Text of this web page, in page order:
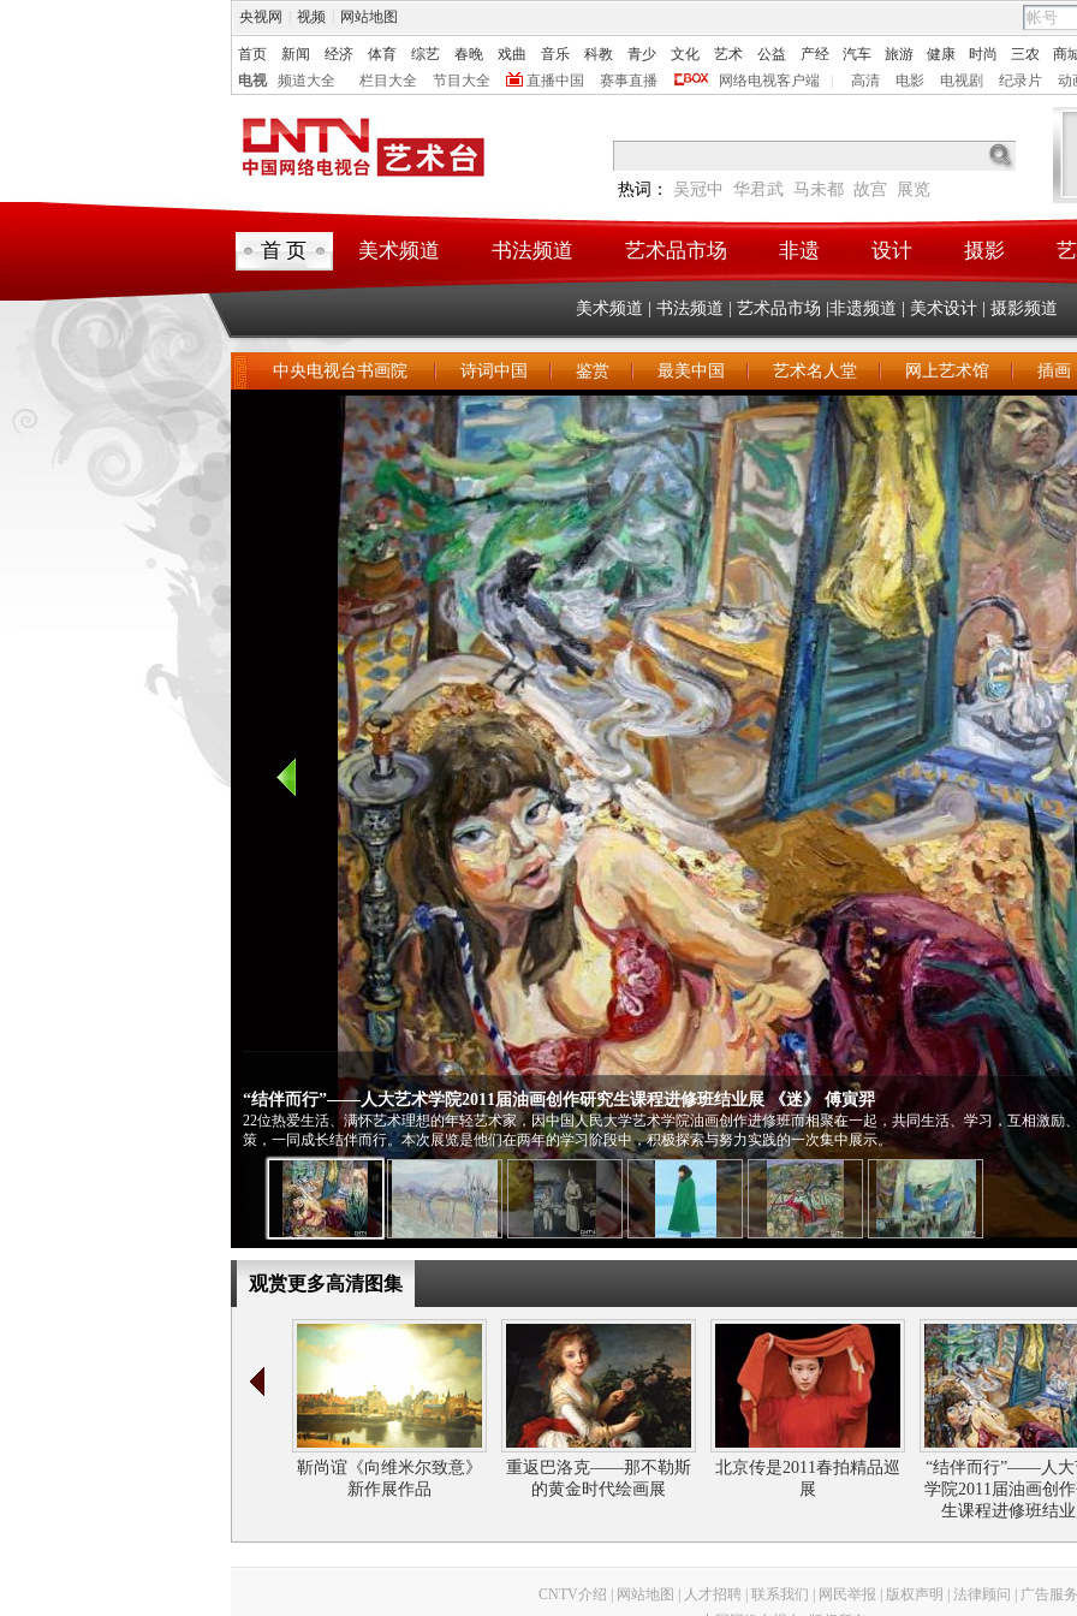
央视网 视频 网站地图
首页 新闻 经济 体育 综艺 春晚 戏曲 音乐 科教 青少 文化 艺术 公益 产经 汽车 旅游 健康 时尚 三农
商
电视
频道大全 栏目大全 节目大全 直播中国 赛事直播 网络电视客户端 高清 电影 电视剧 纪录片 动
热词： 吴冠中 华君武 马未都 故宫 展览
首 页 美术频道 书法频道 艺术品市场 非遗 设计 摄影
美术频道 书法频道 艺术品市场 非遗频道 美术设计 摄影频道
中央电视台书画院 诗词中国 鉴赏 最美中国 艺术名人堂 网上艺术馆 插画
“结伴而行”——人大艺术学院2011
届油画创作研究生课程进修班结业
展
“结伴而行”——人大艺术学院2011届油画创作研究生课程进修班结业展 《迷》 傅寅羿
22位热爱生活、满怀艺术理想的年轻艺术家，因中国人民大学艺术学院油画创作进修班而相聚在一起，共同生活、学习，互相激励
策，一同成长结伴而行。本次展览是他们在两年的学习阶段中，积极探索与努力实践的一次集中展示。
观赏更多高清图集
靳尚谊《向维米尔致意》
新作展作品
重返巴洛克——那不勒斯
的黄金时代绘画展
北京传是2011春拍精品巡
展
“结伴而行”——人大
学院2011届油画创
生课程进修班结
CNTV介绍 网站地图 人才招聘| 联系我们 网民举报 版权声明 法律顾问
广告服务